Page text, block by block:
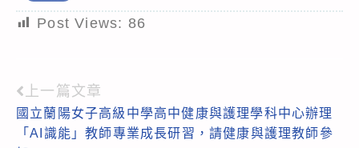
Post Views: 86
Read
more
上一篇文章
國立蘭陽女子高級中學高中健康與護理學科中心辦理
「AI識能」教師專業成長研習，請健康與護理教師參